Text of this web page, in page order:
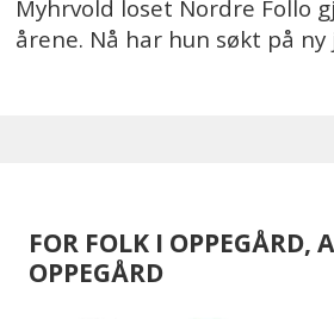
Myhrvold loset Nordre Follo
årene. Nå har hun søkt på ny
FOR FOLK I OPPEGÅRD,
OPPEGÅRD